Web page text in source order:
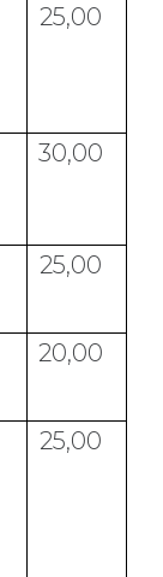
25,00
30,00
25,00
20,00
25,00